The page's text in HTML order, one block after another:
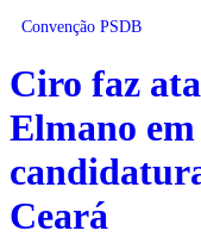
Convenção PSDB
Ciro faz
Elmano
Ceará